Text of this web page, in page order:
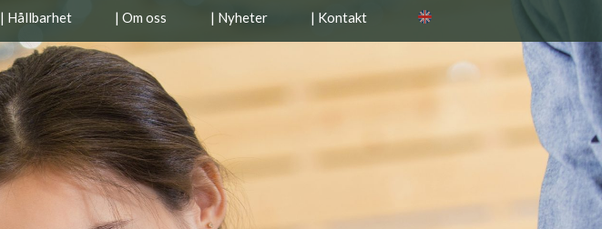
| Hållbarhet | Om oss | Nyheter | Kontakt